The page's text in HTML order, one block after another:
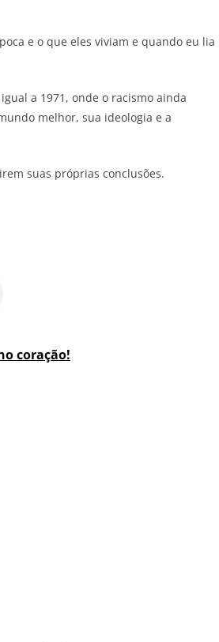
e o que eles viviam e quando eu lia
a 1971, onde o racismo ainda
melhor, sua ideologia e a
suas próprias conclusões.
coração!